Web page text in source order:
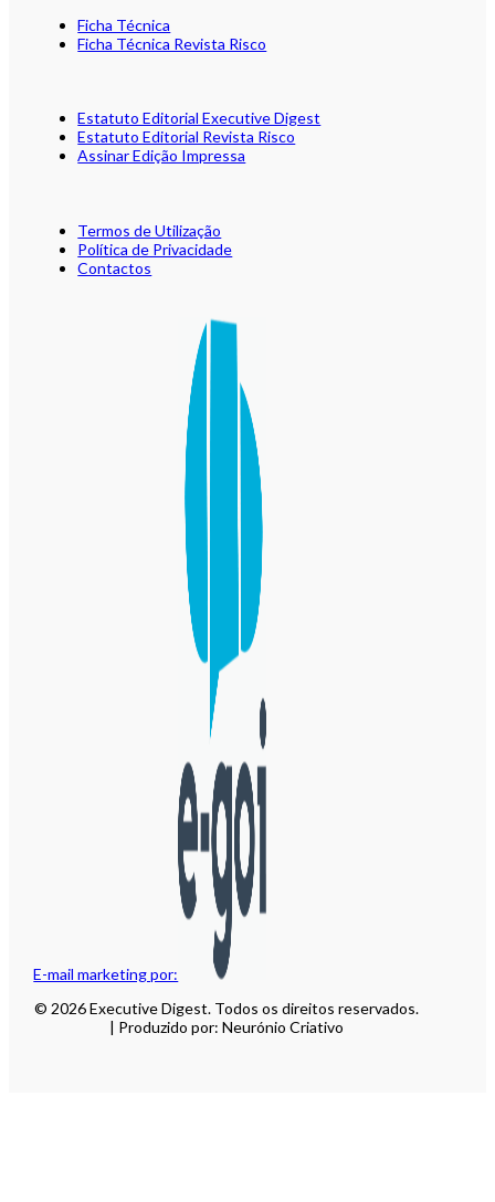
E-mail marketing por:
Ficha Técnica
Ficha Técnica Revista Risco
Estatuto Editorial Executive Digest
Estatuto Editorial Revista Risco
Assinar Edição Impressa
Termos de Utilização
Política de Privacidade
Contactos
© 2026 Executive Digest. Todos os direitos reservados.
| Produzido por: Neurónio Criativo